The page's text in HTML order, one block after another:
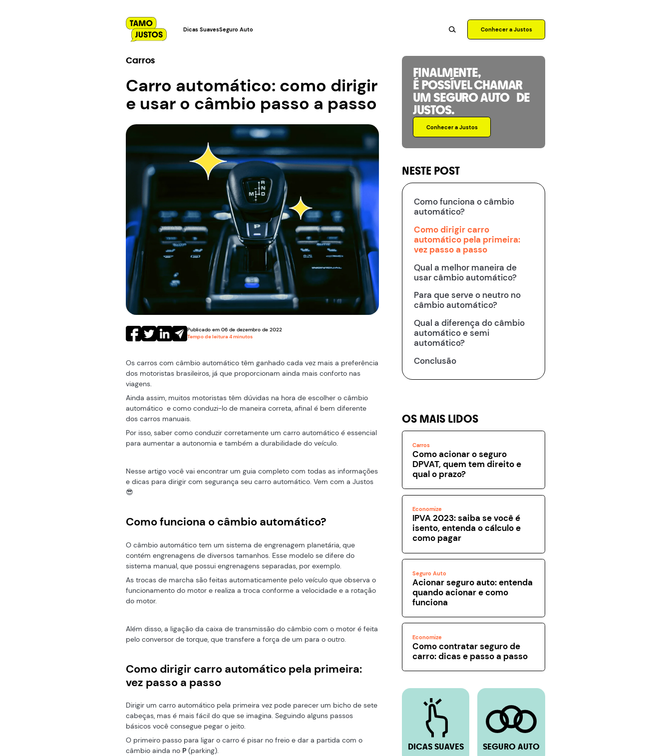
Dicas SuavesSeguro Auto Conhecer a Justos
Carros
Carro automático: como dirigir
e usar o câmbio passo a passo
Publicado em06 dedezembro de2022
Tempo de leitura4minutos
Os carros com câmbio automático têm ganhado cada vez mais a preferência
dos motoristas brasileiros, já que proporcionam ainda mais conforto nas
viagens.
Ainda assim, muitos motoristas têm dúvidas na hora de escolher o câmbio
automático e como conduzi-lo de maneira correta, afinal é bem diferente
dos carros manuais.
Por isso, saber como conduzir corretamente um carro automático é essencial
para aumentar a autonomia e também a durabilidade do veículo.
Nesse artigo você vai encontrar um guia completo com todas as informações
e dicas para dirigir com segurança seu carro automático. Vem com a Justos
😎
Como funciona o câmbio automático?
O câmbio automático tem um sistema de engrenagem planetária, que
contém engrenagens de diversos tamanhos. Esse modelo se difere do
sistema manual, que possui engrenagens separadas, por exemplo.
As trocas de marcha são feitas automaticamente pelo veículo que observa o
funcionamento do motor e realiza a troca conforme a velocidade e a rotação
do motor.
Além disso, a ligação da caixa de transmissão do câmbio com o motor é feita
pelo conversor de torque, que transfere a força de um para o outro.
Como dirigir carro automático pela primeira:
vez passo a passo
Dirigir um carro automático pela primeira vez pode parecer um bicho de sete
cabeças, mas é mais fácil do que se imagina. Seguindo alguns passos
básicos você consegue pegar o jeito.
O primeiro passo para ligar o carro é pisar no freio e dar a partida com o
câmbio ainda no P(parking).
FINALMENTE,
É POSSÍVEL CHAMAR
UM SEGURO AUTO DE
JUSTOS.
Conhecer a Justos
NESTE POST
Como funciona o câmbio
automático?
Como dirigir carro
automático pela primeira:
vez passo a passo
Qual a melhor maneira de
usar câmbio automático?
Para que serve o neutro no
câmbio automático?
Qual a diferença do câmbio
automático e semi
automático?
Conclusão
OS MAIS LIDOS
Carros
Como acionar o seguro
DPVAT, quem tem direito e
qual o prazo?
Economize
IPVA 2023: saiba se você é
isento, entenda o cálculo e
como pagar
Seguro Auto
Acionar seguro auto: entenda
quando acionar e como
funciona
Economize
Como contratar seguro de
carro: dicas e passo a passo
DICAS SUAVES SEGURO AUTO